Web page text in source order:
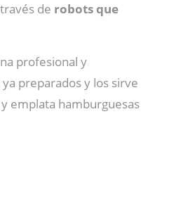
de robots que
profesional y
preparados y los sirve
emplata hamburguesas